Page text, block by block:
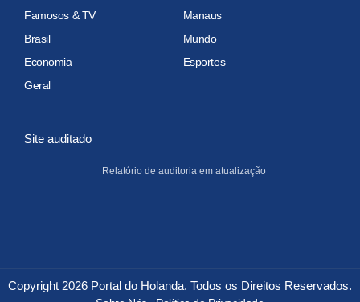
Famosos & TV
Manaus
Brasil
Mundo
Economia
Esportes
Geral
Site auditado
Relatório de auditoria em atualização
Copyright 2026 Portal do Holanda. Todos os Direitos Reservados.